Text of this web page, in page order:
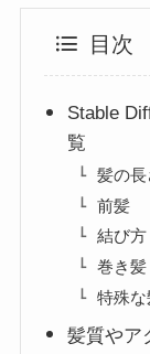
目次
Stable
覧
髪の長
前髪
結び方
巻き
特殊な
髪質やア